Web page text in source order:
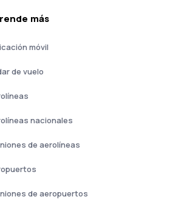
más
móvil
de vuelo
nacionales
de aerolíneas
de aeropuertos